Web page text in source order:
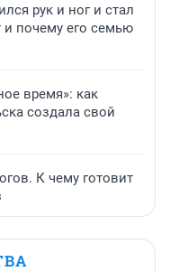
рук и ног и стал
и почему его семью
время»: как
создала свой
К чему готовит